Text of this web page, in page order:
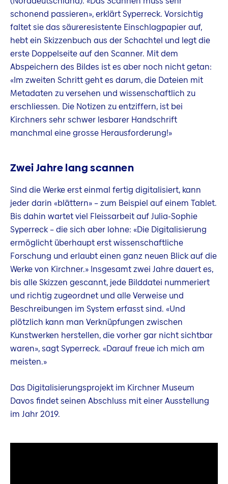
schonend passieren», erklärt Syperreck. Vorsichtig
faltet sie das säureresistente Einschlagpapier auf,
hebt ein Skizzenbuch aus der Schachtel und legt die
erste Doppelseite auf den Scanner. Mit dem
Abspeichern des Bildes ist es aber noch nicht getan:
«Im zweiten Schritt geht es darum, die Dateien mit
Metadaten zu versehen und wissenschaftlich zu
erschliessen. Die Notizen zu entziffern, ist bei
Kirchners sehr schwer lesbarer Handschrift
manchmal eine grosse Herausforderung!»
Zwei Jahre lang scannen
Sind die Werke erst einmal fertig digitalisiert, kann
jeder darin «blättern» – zum Beispiel auf einem Tablet.
Bis dahin wartet viel Fleissarbeit auf Julia-Sophie
Syperreck – die sich aber lohne: «Die Digitalisierung
ermöglicht überhaupt erst wissenschaftliche
Forschung und erlaubt einen ganz neuen Blick auf die
Werke von Kirchner.» Insgesamt zwei Jahre dauert es,
bis alle Skizzen gescannt, jede Bilddatei nummeriert
und richtig zugeordnet und alle Verweise und
Beschreibungen im System erfasst sind. «Und
plötzlich kann man Verknüpfungen zwischen
Kunstwerken herstellen, die vorher gar nicht sichtbar
waren», sagt Syperreck. «Darauf freue ich mich am
meisten.»
Das Digitalisierungsprojekt im Kirchner Museum
Davos findet seinen Abschluss mit einer Ausstellung
im Jahr 2019.